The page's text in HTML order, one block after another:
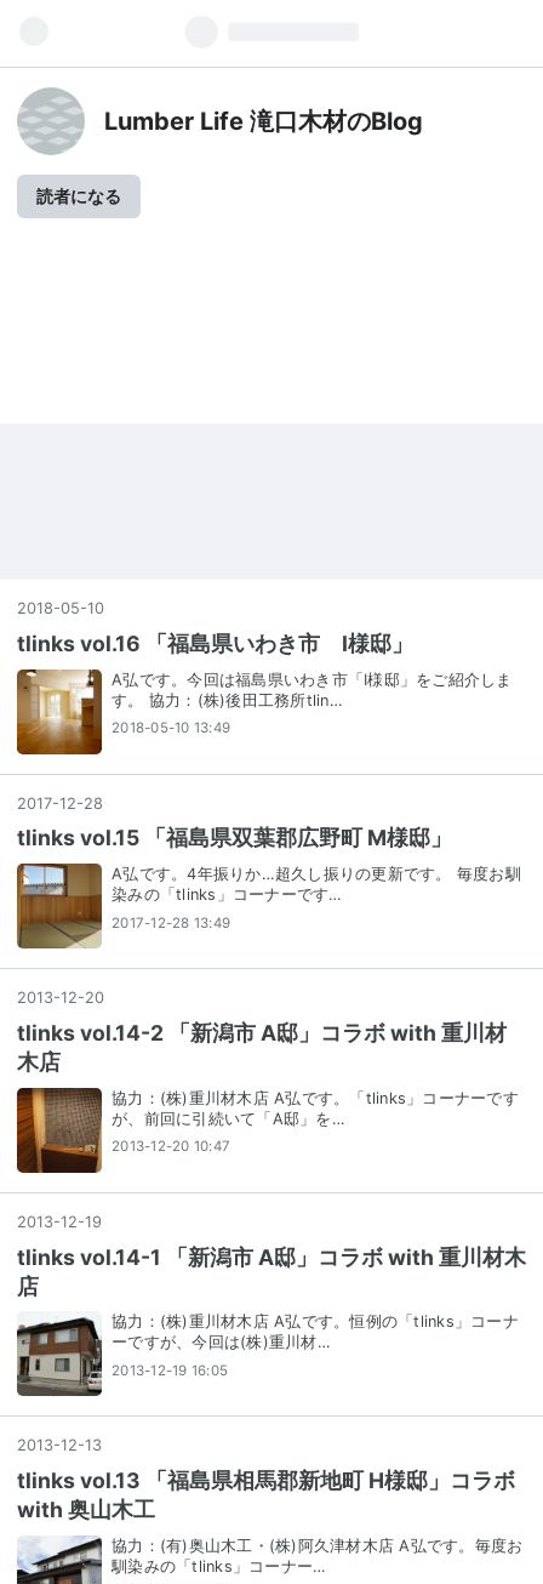
Lumber Life 滝口木材のBlog
読者になる
2018-05-10
tlinks vol.16 「福島県いわき市 I様邸」
A弘です。今回は福島県いわき市「I様邸」をご紹介しま
す。 協力：(株)後田工務所tlin…
2018-05-10 13:49
2017-12-28
tlinks vol.15 「福島県双葉郡広野町 M様邸」
A弘です。4年振りか…超久し振りの更新です。 毎度お馴
染みの「tlinks」コーナーです…
2017-12-28 13:49
2013-12-20
tlinks vol.14-2 「新潟市 A邸」コラボ with 重川材
木店
協力：(株)重川材木店 A弘です。「tlinks」コーナーです
が、前回に引続いて「A邸」を…
2013-12-20 10:47
2013-12-19
tlinks vol.14-1 「新潟市 A邸」コラボ with 重川材木
店
協力：(株)重川材木店 A弘です。恒例の「tlinks」コーナ
ーですが、今回は(株)重川材…
2013-12-19 16:05
2013-12-13
tlinks vol.13 「福島県相馬郡新地町 H様邸」コラボ
with 奥山木工
協力：(有)奥山木工・(株)阿久津材木店 A弘です。毎度お
馴染みの「tlinks」コーナー…